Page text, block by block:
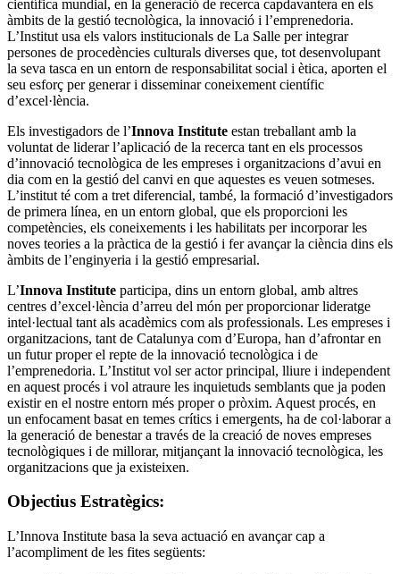
científica mundial, en la generació de recerca capdavantera en els
àmbits de la gestió tecnològica, la innovació i l’emprenedoria.
L’Institut usa els valors institucionals de La Salle per integrar
persones de procedències culturals diverses que, tot desenvolupant
la seva tasca en un entorn de responsabilitat social i ètica, aporten el
seu esforç per generar i disseminar coneixement científic
d’excel·lència.
Els investigadors de l’Innova Institute estan treballant amb la
voluntat de liderar l’aplicació de la recerca tant en els processos
d’innovació tecnològica de les empreses i organitzacions d’avui en
dia com en la gestió del canvi en que aquestes es veuen sotmeses.
L’institut té com a tret diferencial, també, la formació d’investigadors
de primera línea, en un entorn global, que els proporcioni les
competències, els coneixements i les habilitats per incorporar les
noves teories a la pràctica de la gestió i fer avançar la ciència dins els
àmbits de l’enginyeria i la gestió empresarial.
L’Innova Institute participa, dins un entorn global, amb altres
centres d’excel·lència d’arreu del món per proporcionar lideratge
intel·lectual tant als acadèmics com als professionals. Les empreses i
organitzacions, tant de Catalunya com d’Europa, han d’afrontar en
un futur proper el repte de la innovació tecnològica i de
l’emprenedoria. L’Institut vol ser actor principal, lliure i independent
en aquest procés i vol atraure les inquietuds semblants que ja poden
existir en el nostre entorn més proper o pròxim. Aquest procés, en
un enfocament basat en temes crítics i emergents, ha de col·laborar a
la generació de benestar a través de la creació de noves empreses
tecnològiques i de millorar, mitjançant la innovació tecnològica, les
organitzacions que ja existeixen.
Objectius Estratègics:
L’Innova Institute basa la seva actuació en avançar cap a
l’acompliment de les fites següents: